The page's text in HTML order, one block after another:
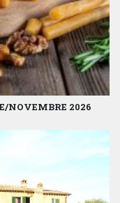
NOVEMBRE 2026